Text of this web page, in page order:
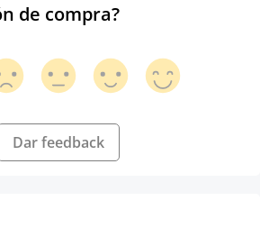
de compra?
Dar feedback